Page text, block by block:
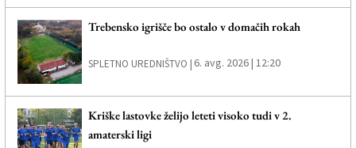
Trebensko igrišče bo ostalo v domačih rokah
SPLETNO UREDNIŠTVO | 6. avg. 2026 | 12:20
Kriške lastovke želijo leteti visoko tudi v 2.
amaterski ligi